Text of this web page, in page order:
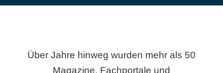
Über Jahre hinweg wurden mehr als 50
Magazine, Fachportale und